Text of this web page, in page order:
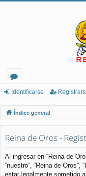
or
os
Identificarse
Índice general
Reina de Oros -
Al ingresar en “Reina de
“nuestro”, “Reina de
estar legalmente sometido